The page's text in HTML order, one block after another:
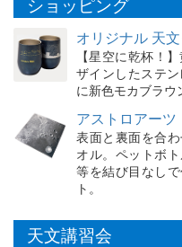
オリジナル 天
【星空に乾杯！
ザインしたステ
に新色モカブラウ
アストロアー
表面と裏面を合
オル。ペットボ
等を結び目なし
ト。
天文講習会